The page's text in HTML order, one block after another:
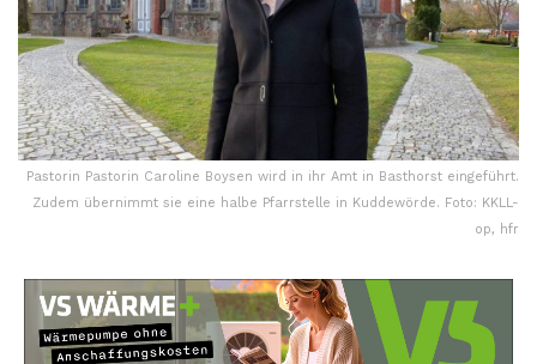
Pastorin Pastorin Caroline Boysen wird in ihr Amt in Basthorst eingeführt.
Zudem übernimmt sie eine halbe Pfarrstelle in Kuddewörde. Foto: KKLL-
op, hfr